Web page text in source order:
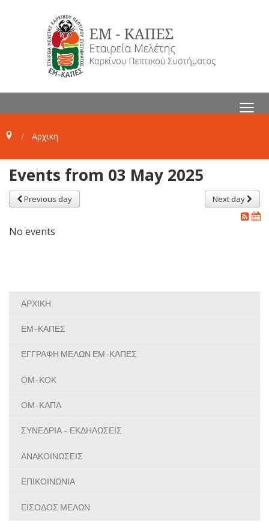
≡
Αρχικη
Events from 03 May 2025
Previous day Next day
No events
ΑΡΧΙΚΗ
ΕΜ-ΚΑΠΕΣ
ΕΓΓΡΑΦΗ ΜΕΛΩΝ ΕΜ-ΚΑΠΕΣ
ΟΜ-ΚΟΚ
ΟΜ-ΚΑΠΑ
ΣΥΝΕΔΡΙΑ - ΕΚΔΗΛΩΣΕΙΣ
ΑΝΑΚΟΙΝΩΣΕΙΣ
ΕΠΙΚΟΙΝΩΝΙΑ
ΕΙΣΟΔΟΣ ΜΕΛΩΝ